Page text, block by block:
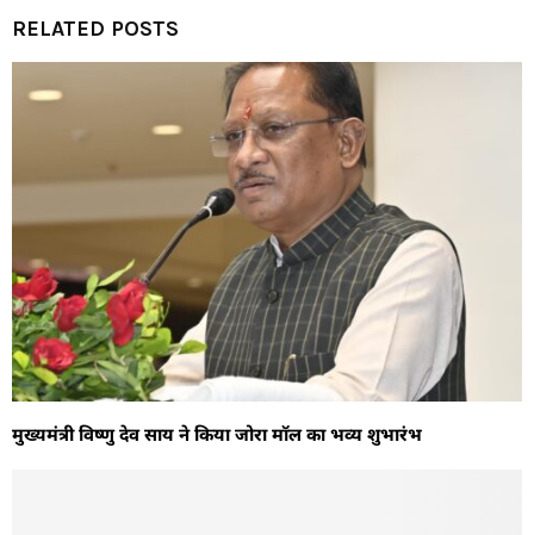
RELATED POSTS
मुख्यमंत्री विष्णु देव साय ने किया जोरा मॉल का भव्य शुभारंभ